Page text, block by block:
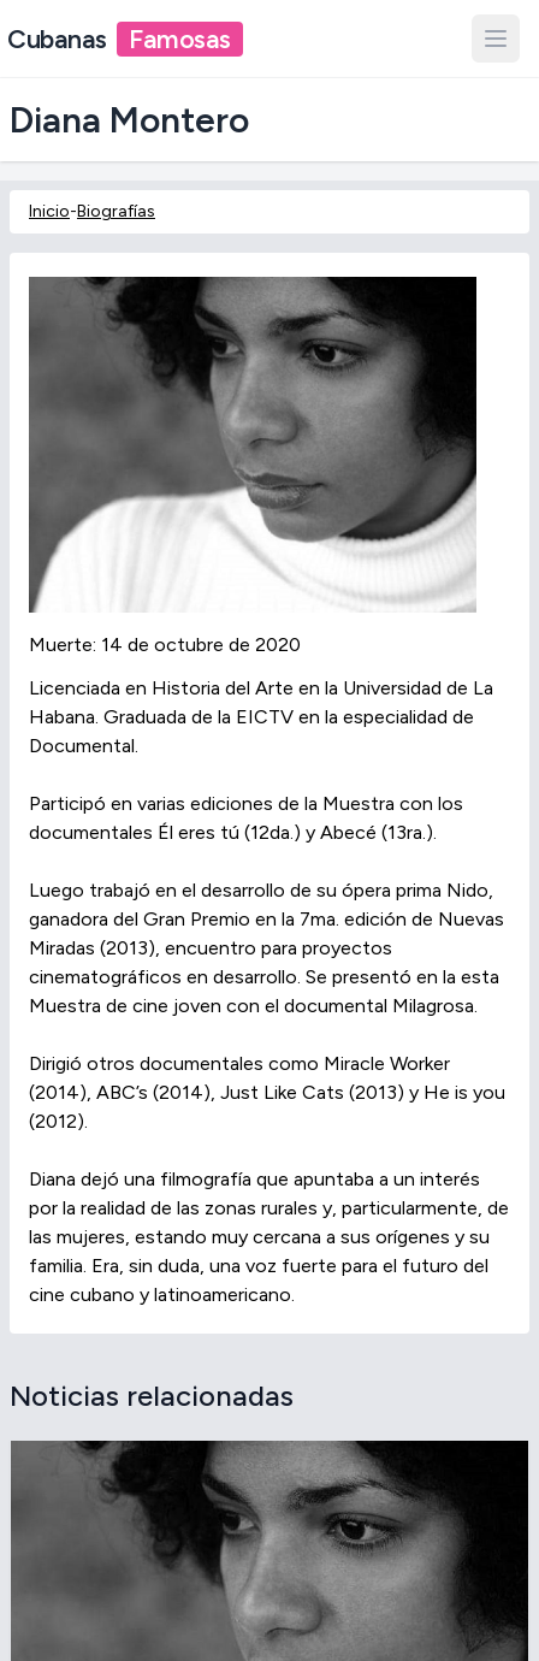
Cubanas Famosas
Diana Montero
Inicio-Biografías
Muerte: 14 de octubre de 2020
Licenciada en Historia del Arte en la Universidad de La
Habana. Graduada de la EICTV en la especialidad de
Documental.
Participó en varias ediciones de la Muestra con los
documentales Él eres tú (12da.) y Abecé (13ra.).
Luego trabajó en el desarrollo de su ópera prima Nido,
ganadora del Gran Premio en la 7ma. edición de Nuevas
Miradas (2013), encuentro para proyectos
cinematográficos en desarrollo. Se presentó en la esta
Muestra de cine joven con el documental Milagrosa.
Dirigió otros documentales como Miracle Worker
(2014), ABC’s (2014), Just Like Cats (2013) y He is you
(2012).
Diana dejó una filmografía que apuntaba a un interés
por la realidad de las zonas rurales y, particularmente, de
las mujeres, estando muy cercana a sus orígenes y su
familia. Era, sin duda, una voz fuerte para el futuro del
cine cubano y latinoamericano.
Noticias relacionadas